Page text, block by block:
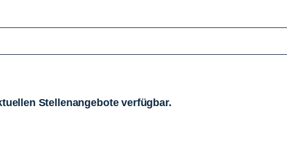
Stellenangebote verfügbar.